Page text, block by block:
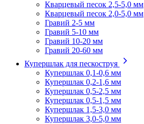
Кварцевый песок 2,5-5,0 мм
Кварцевый песок 2,0-5,0 мм
Гравий 2-5 мм
Гравий 5-10 мм
Гравий 10-20 мм
Гравий 20-60 мм
Купершлак для пескоструя
Купершлак 0,1-0,6 мм
Купершлак 0,2-1,6 мм
Купершлак 0,5-2,5 мм
Купершлак 0,5-1,5 мм
Купершлак 1,5-3,0 мм
Купершлак 3,0-5,0 мм